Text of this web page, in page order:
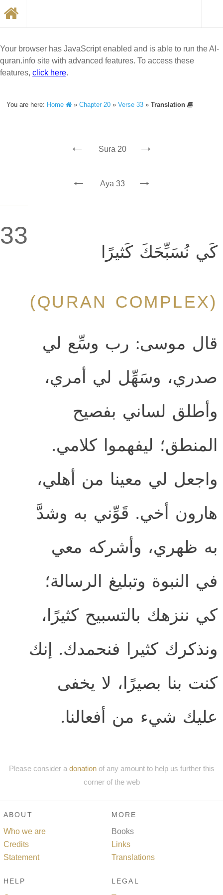
Your browser has JavaScript enabled and is able to run the Al-
quran.info site with advanced features. To access these
features, click here.
You are here: Home »Chapter 20 »Verse 33 »Translation
← Sura 20 →
← Aya 33 →
33
كَي نُسَبِّحَكَ كَثيرًا
(QURAN COMPLEX)
قال موسى: رب وسِّع لي
صدري، وسَهِّل لي أمري،
وأطلق لساني بفصيح
المنطق؛ ليفهموا كلامي.
واجعل لي معينا من أهلي،
هارون أخي. قَوِّني به وشدَّ
به ظهري، وأشركه معي
في النبوة وتبليغ الرسالة؛
كي ننزهك بالتسبيح كثيرًا،
ونذكرك كثيرا فنحمدك. إنك
كنت بنا بصيرًا، لا يخفى
عليك شيء من أفعالنا.
Please consider a donationof any amount to help us further this
corner of the web
ABOUT
Who we are
Credits
Statement
MORE
Books
Links
Translations
HELP LEGAL